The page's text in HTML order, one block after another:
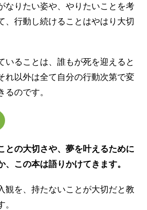
なりたい姿や、やりたいことを考
、行動し続けることはやはり大切
いることは、誰もが死を迎えると
れ以外は全て自分の行動次第で変
るのです。
との大切さや、夢を叶えるために
、この本は語りかけてきます。
観を、持たないことが大切だと教